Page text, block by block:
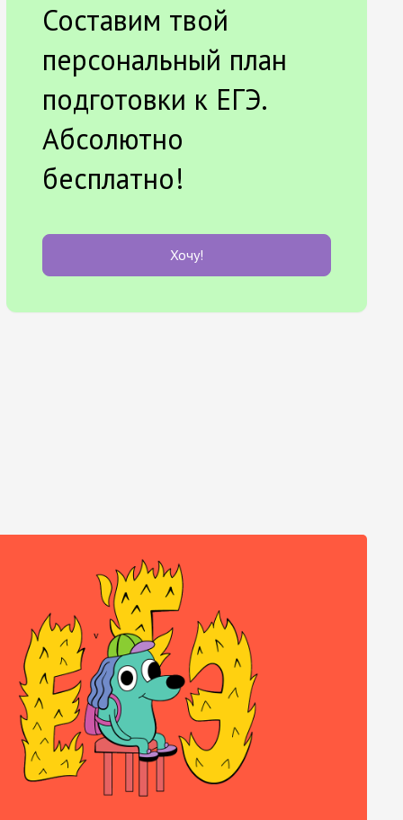
Составим твой
персональный план
подготовки к ЕГЭ.
Абсолютно
бесплатно!
Хочу!